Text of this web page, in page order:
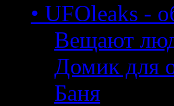
• UFOleaks -
Вещают
Домик для
Баня